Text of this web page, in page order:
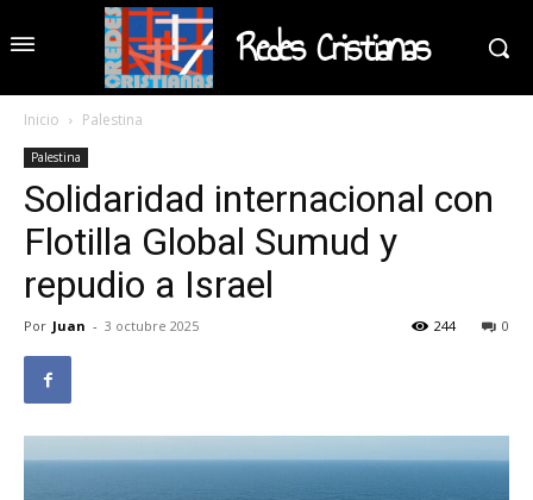
Redes Cristianas
Inicio Palestina
Palestina
Solidaridad internacional con
Flotilla Global Sumud y
repudio a Israel
Por Juan - 3 octubre 2025 0
244